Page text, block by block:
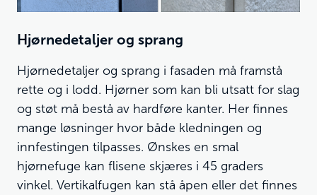
Hjørnedetaljer og sprang
Hjørnedetaljer og sprang i fasaden må framstå
rette og i lodd. Hjørner som kan bli utsatt for slag
og støt må bestå av hardføre kanter. Her finnes
mange løsninger hvor både kledningen og
innfestingen tilpasses. Ønskes en smal
hjørnefuge kan flisene skjæres i 45 graders
vinkel. Vertikalfugen kan stå åpen eller det finnes